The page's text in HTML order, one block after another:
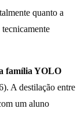
quanto a
família YOLO
A destilação entre
um aluno